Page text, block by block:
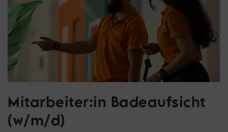
Mitarbeiter:in Badeaufsicht
(w/m/d)